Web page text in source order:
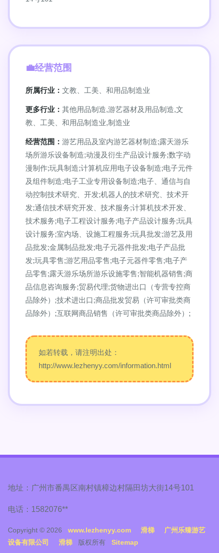
经营范围
所属行业： 文教、工美、和用品制造业
更多行业： 其他用品制造,游艺器材及用品制造,文
教、工美、和用品制造业,制造业
经营范围： 游艺用品及室内游艺器材制造;露天游乐
场所游乐设备制造;动漫及衍生产品设计服务;数字动
漫制作;玩具制造;计算机应用电子设备制造;电子元件
及组件制造;电子工业专用设备制造;电子、通信与自
动控制技术研究、开发;机器人的技术研究、技术开
发;通信技术研究开发、技术服务;计算机技术开发、
技术服务;电子工程设计服务;电子产品设计服务;玩具
设计服务;室内场、设施工程服务;玩具批发;游艺及用
品批发;金属制品批发;电子元器件批发;电子产品批
发;玩具零售;游艺用品零售;电子元器件零售;电子产
品零售;露天游乐场所游乐设施零售;智能机器销售;商
品信息咨询服务;贸易代理;货物进出口（专营专控商
品除外）;技术进出口;商品批发贸易（许可审批类商
品除外）;互联网商品销售（许可审批类商品除外）;
如若转载，请注明出处：
http://www.lezhenyy.com/information.html
地址：广州市番禺区南村镇樟边村隔田坊大街14号101
电话：1582076**
Copyright © 2026 www.lezhenyy.com 滑梯
广州乐臻游艺
设备有限公司
滑梯 版权所有 Sitemap